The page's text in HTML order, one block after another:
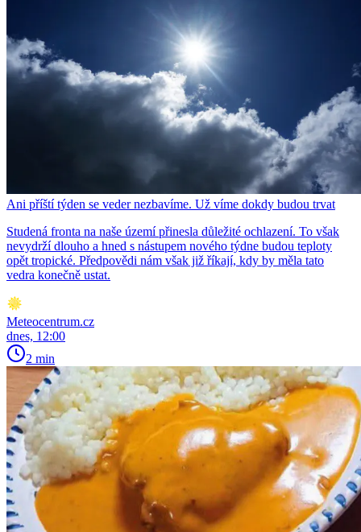
Ani příští týden se veder nezbavíme. Už víme dokdy budou trvat
Studená fronta na naše území přinesla důležité ochlazení. To však
nevydrží dlouho a hned s nástupem nového týdne budou teploty
opět tropické. Předpovědi nám však již říkají, kdy by měla tato
vedra konečně ustat.
Meteocentrum.cz
dnes, 12:00
2 min